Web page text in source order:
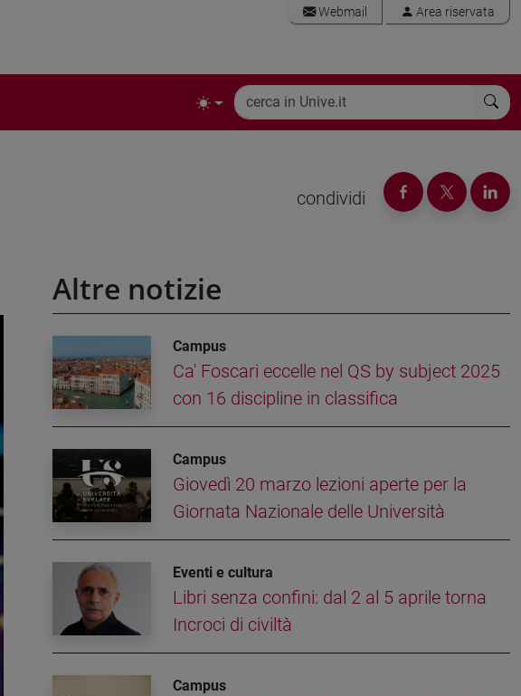
Webmail Area riservata
condividi
Altre notizie
Campus
Ca' Foscari eccelle nel QS by subject 2025
con 16 discipline in classifica
Campus
Giovedì 20 marzo lezioni aperte per la
Giornata Nazionale delle Università
Eventi e cultura
Libri senza confini: dal 2 al 5 aprile torna
Incroci di civiltà
Campus